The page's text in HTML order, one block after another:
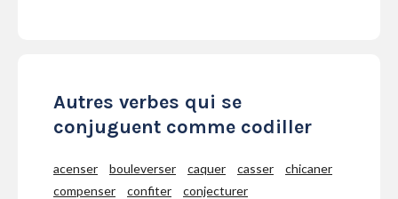
Autres verbes qui se
conjuguent comme codiller
acenser bouleverser caquer casser
chicaner
compenser
confiter
conjecturer